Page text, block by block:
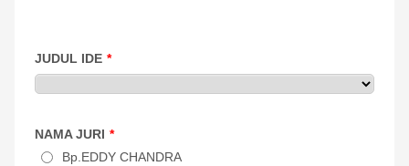
JUDUL IDE *
NAMA JURI *
Bp.EDDY CHANDRA